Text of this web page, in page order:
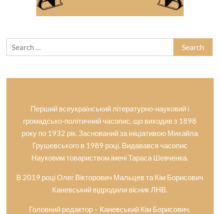
Search
for:
Перший всеукраїнський літературно-науковий і
громадсько-політичний часопис, що виходив з 1898
року по 1932 рік. Заснований за ініціативою Михайла
Грушевського в 1989 році. Видавався часопис
Науковим товариством імені Тараса Шевченка.
В 2019 році Олег Вікторович Мальцев та Кім Борисович
Каневський відродили вісник ЛНВ.
Головний редактор – Каневський Кім Борисович.